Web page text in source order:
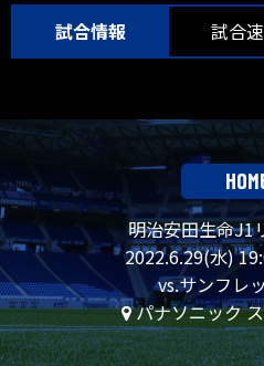
試合情報 試合
明治安田生命J1
2022.6.29(水)
vs.サンフレ
パナソニック